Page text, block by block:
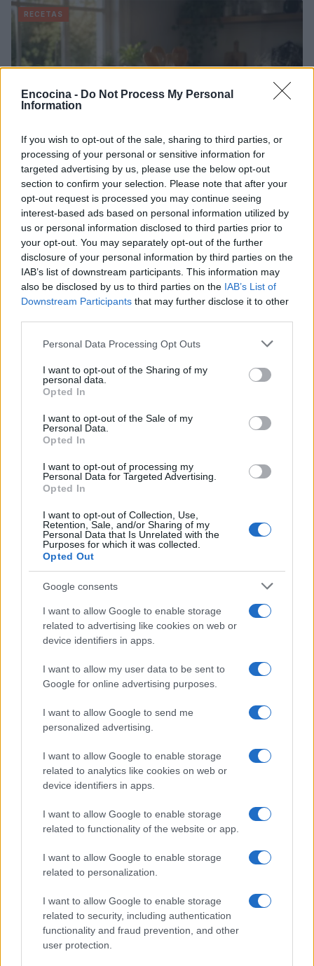
Encocina - Do Not Process My Personal
Information
If you wish to opt-out of the sale, sharing to third parties, or
processing of your personal or sensitive information for
targeted advertising by us, please use the below opt-out
section to confirm your selection. Please note that after your
opt-out request is processed you may continue seeing
interest-based ads based on personal information utilized by
us or personal information disclosed to third parties prior to
your opt-out. You may separately opt-out of the further
disclosure of your personal information by third parties on the
IAB’s list of downstream participants. This information may
also be disclosed by us to third parties on the IAB’s List of
Downstream Participants that may further disclose it to other
Please note that this website/app uses one or more Google
not limited to your visit or usage behaviour. You may click to
grant or deny consent to Google and its third-party tags to
use your data for below specified purposes in below Google
consent section.
Personal Data Processing Opt Outs
I want to opt-out of the Sharing of my
personal data.
Opted In
I want to opt-out of the Sale of my
Personal Data.
Opted In
I want to opt-out of processing my
Personal Data for Targeted Advertising.
Opted In
I want to opt-out of Collection, Use,
Retention, Sale, and/or Sharing of my
Personal Data that Is Unrelated with the
Purposes for which it was collected.
Opted Out
Google consents
I want to allow Google to enable storage
related to advertising like cookies on web or
device identifiers in apps.
I want to allow my user data to be sent to
Google for online advertising purposes.
I want to allow Google to send me
personalized advertising.
I want to allow Google to enable storage
related to analytics like cookies on web or
device identifiers in apps.
I want to allow Google to enable storage
related to functionality of the website or app.
I want to allow Google to enable storage
related to personalization.
I want to allow Google to enable storage
related to security, including authentication
functionality and fraud prevention, and other
user protection.
RECETAS
Plan de comidas semanal con recetas rápidas y
Diego Romero · 5 Ago 2026
RECETAS
Aguacate en la cocina: 10 recetas rápidas y deliciosas
Lucía Fernández · 4 Ago 2026
POSTRES
Dominar las bases de los postres: cremas, siropes y
Cómo hacer sushi de oreo: ingredientes y preparación
Día mundial de la tarta de queso 2026: recetas y
curiosidades
Cómo preparar arroz con leche sedoso con
proporciones perfectas y aromas irresistibles
Dominar las bases de los postres: cremas, siropes y
texturas